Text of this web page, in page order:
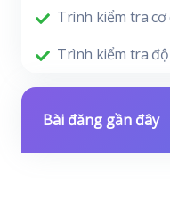
Trình kiểm tra cơ
Trình kiểm tra
Bài đăng gần đây